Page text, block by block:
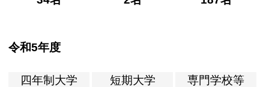
令和5年度
四年制大学 短期大学 専門学校等